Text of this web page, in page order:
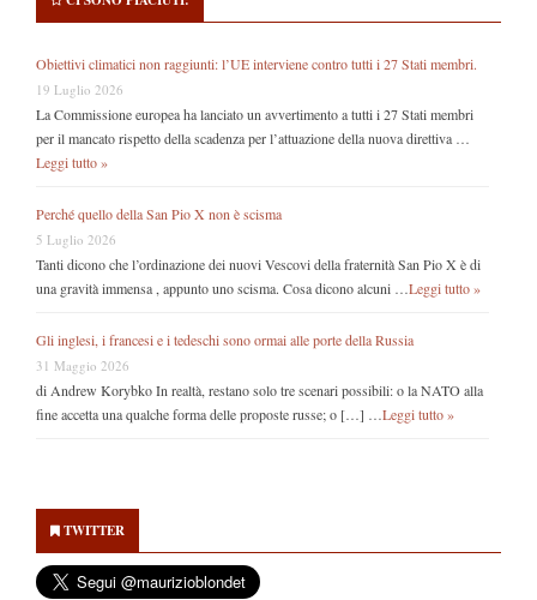
Obiettivi climatici non raggiunti: l’UE interviene contro tutti i 27 Stati membri.
19 Luglio 2026
La Commissione europea ha lanciato un avvertimento a tutti i 27 Stati membri
per il mancato rispetto della scadenza per l’attuazione della nuova direttiva …
Leggi tutto »
Perché quello della San Pio X non è scisma
5 Luglio 2026
Tanti dicono che l’ordinazione dei nuovi Vescovi della fraternità San Pio X è di
una gravità immensa , appunto uno scisma. Cosa dicono alcuni …Leggi tutto »
Gli inglesi, i francesi e i tedeschi sono ormai alle porte della Russia
31 Maggio 2026
di Andrew Korybko In realtà, restano solo tre scenari possibili: o la NATO alla
fine accetta una qualche forma delle proposte russe; o […] …Leggi tutto »
Sidebar
TWITTER